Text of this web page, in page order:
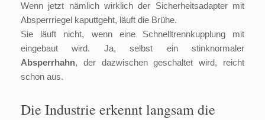
Wenn jetzt nämlich wirklich der Sicherheitsadapter mit
Absperrriegel kaputtgeht, läuft die Brühe.
Sie läuft nicht, wenn eine Schnelltrennkupplung mit
eingebaut wird. Ja, selbst ein stinknormaler
Absperrhahn, der dazwischen geschaltet wird, reicht
schon aus.
Die Industrie erkennt langsam die